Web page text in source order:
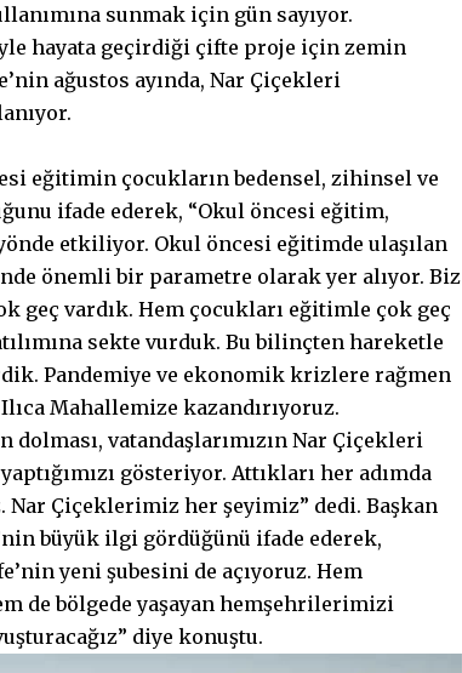
sunmak için gün sayıyor.
hayata geçirdiği çifte proje için zemin
ağustos ayında, Nar Çiçekleri
eğitimin çocukların bedensel, zihinsel ve
ifade ederek, “Okul öncesi eğitim,
etkiliyor. Okul öncesi eğitimde ulaşılan
önemli bir parametre olarak yer alıyor. Biz
geç vardık. Hem çocukları eğitimle çok geç
sekte vurduk. Bu bilinçten hareketle
Pandemiye ve ekonomik krizlere rağmen
Mahallemize kazandırıyoruz.
dolması, vatandaşlarımızın Nar Çiçekleri
gösteriyor. Attıkları her adımda
Nar Çiçeklerimiz her şeyimiz” dedi. Başkan
büyük ilgi gördüğünü ifade ederek,
yeni şubesini de açıyoruz. Hem
de bölgede yaşayan hemşehrilerimizi
diye konuştu.